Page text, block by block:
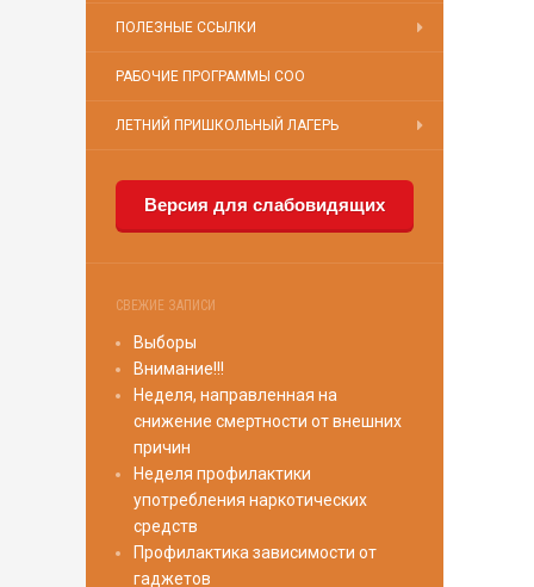
ПОЛЕЗНЫЕ ССЫЛКИ
РАБОЧИЕ ПРОГРАММЫ СОО
ЛЕТНИЙ ПРИШКОЛЬНЫЙ ЛАГЕРЬ
Версия для слабовидящих
СВЕЖИЕ ЗАПИСИ
Выборы
Внимание!!!
Неделя, направленная на
снижение смертности от внешних
причин
Неделя профилактики
употребления наркотических
средств
Профилактика зависимости от
гаджетов